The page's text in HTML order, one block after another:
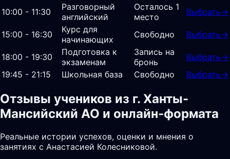
10:00 - 11:30
Разговорный
английский
Осталось 1
место
Выбрать→
15:00 - 16:30
Курс для
начинающих
Свободно Выбрать→
18:00 - 19:30
Подготовка к
экзаменам
Запись на
бронь
Выбрать→
19:45 - 21:15
Школьная база Свободно Выбрать→
Отзывы учеников из г. Ханты-
Мансийский АО и онлайн-формата
Реальные истории успехов, оценки и мнения о
занятиях с Анастасией Колесниковой.